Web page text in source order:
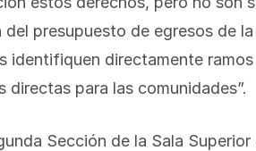
presupuesto de egresos de
identifiquen directamente
directas para las comunidades”.
Sección de la Sala